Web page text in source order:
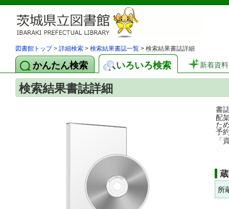
図書館トップ> 詳細検索 > 検索結果書誌一覧 > 検索結果書誌詳細
かんたん検索 いろいろ検索 新着資料
検索結果書誌詳細
書
配
た
予
「
所